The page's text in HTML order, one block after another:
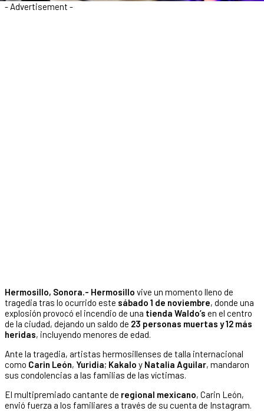
- Advertisement -
Hermosillo, Sonora.- Hermosillo vive un momento lleno de
tragedia tras lo ocurrido este sábado 1 de noviembre, donde una
explosión provocó el incendio de una tienda Waldo’s en el centro
de la ciudad, dejando un saldo de 23 personas muertas y 12 más
heridas, incluyendo menores de edad.
Ante la tragedia, artistas hermosillenses de talla internacional
como Carin León, Yuridia; Kakalo y Natalia Aguilar, mandaron
sus condolencias a las familias de las víctimas.
El multipremiado cantante de regional mexicano, Carin León,
envió fuerza a los familiares a través de su cuenta de Instagram.